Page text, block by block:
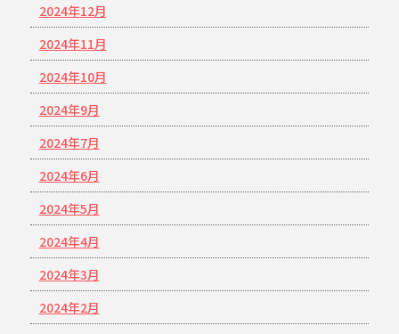
2024年12月
2024年11月
2024年10月
2024年9月
2024年7月
2024年6月
2024年5月
2024年4月
2024年3月
2024年2月